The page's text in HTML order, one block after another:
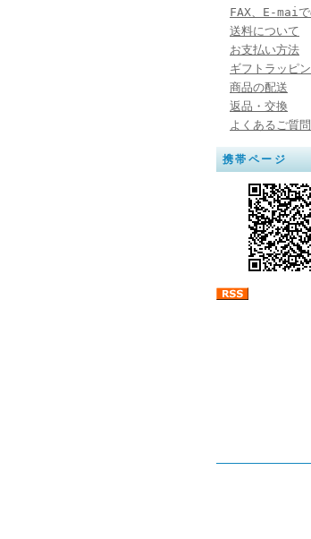
FAX、E-mai
送料について
お支払い方法
ギフトラッピ
商品の配送
返品・交換
よくあるご質問
携帯ページ